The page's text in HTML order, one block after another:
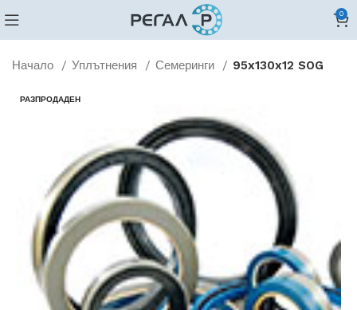
0
Начало Уплътнения Семеринги 95x130x12 SOG
РАЗПРОДАДЕН